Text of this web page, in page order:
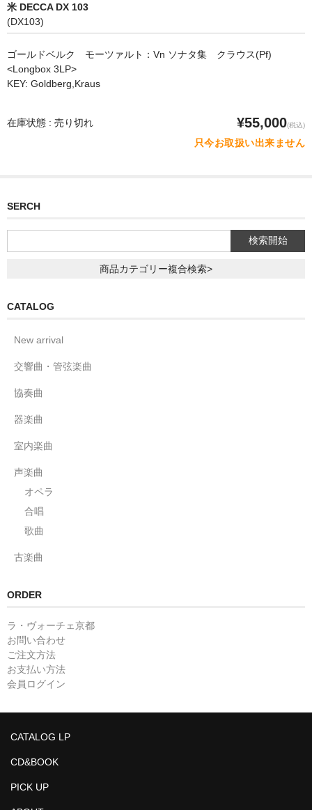
PICK UP
ORDER
CONTACT
米 DECCA DX 103
(DX103)
ゴールドベルク モーツァルト：Vn ソナタ集 クラウス(Pf)
<Longbox 3LP>
KEY: Goldberg,Kraus
在庫状態 : 売り切れ ¥55,000(税込)
只今お取扱い出来ません
SERCH
商品カテゴリー複合検索>
CATALOG
New arrival
交響曲・管弦楽曲
協奏曲
器楽曲
室内楽曲
声楽曲
オペラ
合唱
歌曲
古楽曲
ORDER
ラ・ヴォーチェ京都
お問い合わせ
ご注文方法
お支払い方法
会員ログイン
CATALOG LP
CD&BOOK
PICK UP